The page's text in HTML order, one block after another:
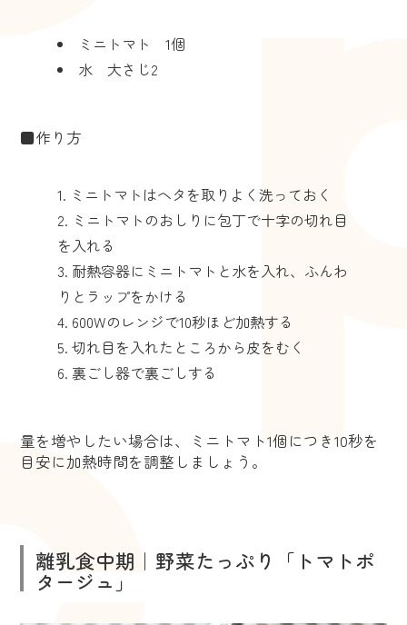
ミニトマト 1個
水 大さじ2
■作り方
ミニトマトはヘタを取りよく洗っておく
ミニトマトのおしりに包丁で十字の切れ目
を入れる
耐熱容器にミニトマトと水を入れ、ふんわ
りとラップをかける
600Wのレンジで10秒ほど加熱する
切れ目を入れたところから皮をむく
裏ごし器で裏ごしする
量を増やしたい場合は、ミニトマト1個につき10秒を
目安に加熱時間を調整しましょう。
離乳食中期｜野菜たっぷり「トマトポ
タージュ」